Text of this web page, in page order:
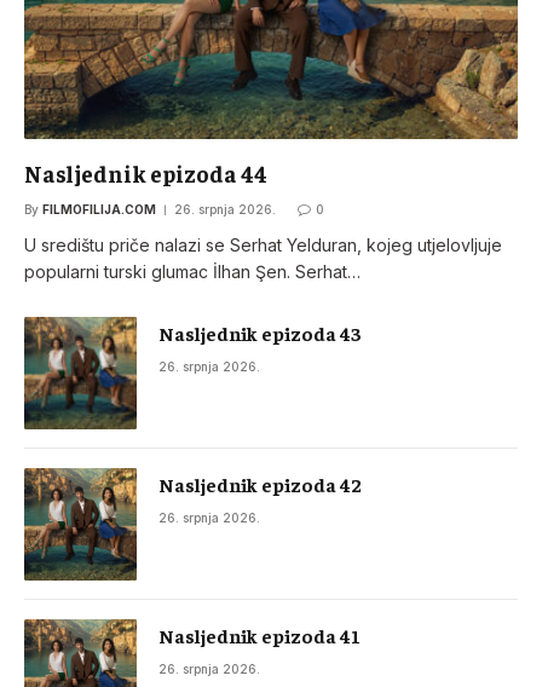
Nasljednik epizoda 44
By FILMOFILIJA.COM 26. srpnja 2026. 0
U središtu priče nalazi se Serhat Yelduran, kojeg utjelovljuje
popularni turski glumac İlhan Şen. Serhat…
Nasljednik epizoda 43
26. srpnja 2026.
Nasljednik epizoda 42
26. srpnja 2026.
Nasljednik epizoda 41
26. srpnja 2026.